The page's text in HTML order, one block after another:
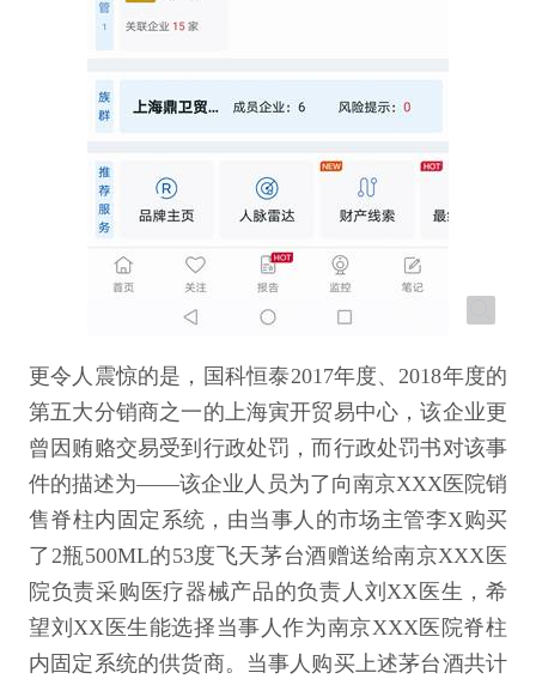
更令人震惊的是，国科恒泰2017年度、2018年度的
第五大分销商之一的上海寅开贸易中心，该企业更
曾因贿赂交易受到行政处罚，而行政处罚书对该事
件的描述为——该企业人员为了向南京XXX医院销
售脊柱内固定系统，由当事人的市场主管李X购买
了2瓶500ML的53度飞天茅台酒赠送给南京XXX医
院负责采购医疗器械产品的负责人刘XX医生，希
望刘XX医生能选择当事人作为南京XXX医院脊柱
内固定系统的供货商。当事人购买上述茅台酒共计